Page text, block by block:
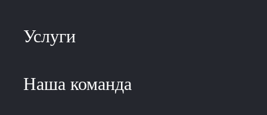
Услуги
Наша команда